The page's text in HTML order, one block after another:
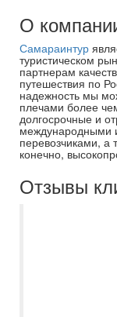
О
Самараинтур
туристическом
партнерам
путешествия по
надежность мы
плечами более
долгосрочные и
международными
перевозчиками, а
конечно,
Отзывы